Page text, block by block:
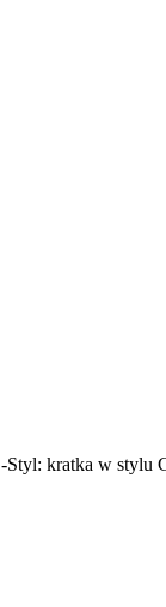
-Styl: kratka w stylu